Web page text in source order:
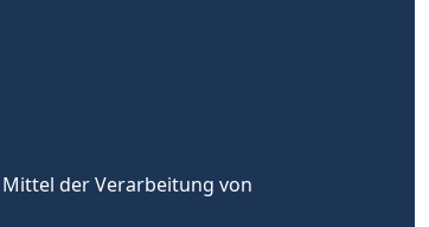
der Verarbeitung von